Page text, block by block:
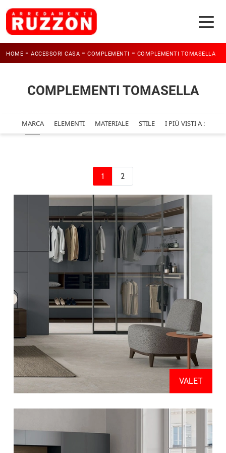
HOME - ACCESSORI CASA - COMPLEMENTI - COMPLEMENTI TOMASELLA
COMPLEMENTI TOMASELLA
MARCA ELEMENTI MATERIALE STILE I PIÙ VISTI A :
1 2
VALET